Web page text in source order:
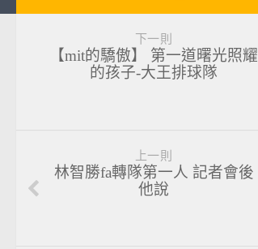
下一則
【mit的驕傲】 第一道曙光照耀
的孩子-大王排球隊
上一則
林智勝fa轉隊第一人 記者會後
他說